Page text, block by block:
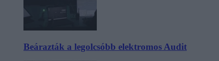
Beárazták a legolcsóbb elektromos Audit